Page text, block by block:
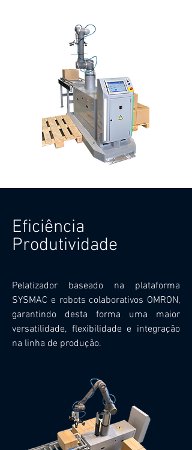
Eficiência
Produtividade
Pelatizador baseado na plataforma
SYSMAC e robots colaborativos OMRON,
garantindo desta forma uma maior
versatilidade, flexibilidade e integração
na linha de produção.